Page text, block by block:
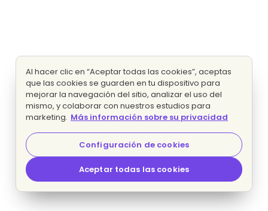
Al hacer clic en “Aceptar todas las cookies”, aceptas
que las cookies se guarden en tu dispositivo para
mejorar la navegación del sitio, analizar el uso del
mismo, y colaborar con nuestros estudios para
marketing. Más información sobre su privacidad
Configuración de cookies
Aceptar todas las cookies